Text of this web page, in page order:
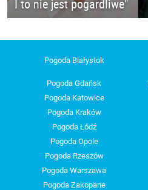
I to nie jest pogardliwe"
Pogoda Białystok
Pogoda Gdańsk
Pogoda Katowice
Pogoda Kraków
Pogoda Łódź
Pogoda Opole
Pogoda Rzeszów
Pogoda Warszawa
Pogoda Zakopane